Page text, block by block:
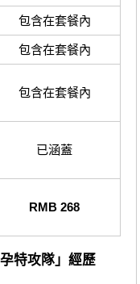
包含在套餐內
包含在套餐內
包含在套餐內
已涵蓋
RMB 268
特攻隊」經歷